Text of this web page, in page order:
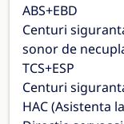
ABS+EBD
Centuri
sonor de
TCS+ESP
Centuri
HAC (Asistenta